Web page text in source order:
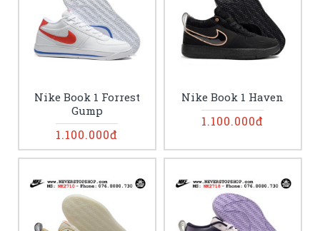
Nike Book 1 Forrest
Gump
1.100.000đ
Nike Book 1 Haven
1.100.000đ